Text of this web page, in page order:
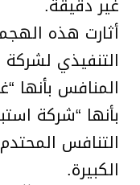
أثارت هذه
بأنها “شركة
التنافس
الكبيرة.